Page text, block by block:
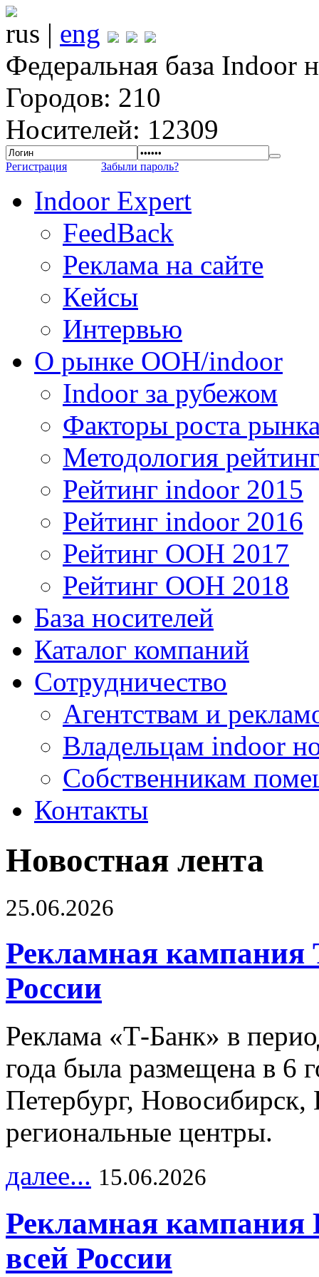
rus | eng
Федеральная база Indoor
Городов: 210
Носителей: 12309
Регистрация Забыли пароль?
Indoor Expert
FeedBack
Реклама на сайте
Кейсы
Интервью
О рынке OOH/indoor
Indoor за рубежом
Факторы роста
Методология
Рейтинг indoor 2015
Рейтинг indoor 2016
Рейтинг OOH 2017
Рейтинг OOH 2018
База носителей
Каталог компаний
Сотрудничество
Агентствам и
Владельцам indoor
Собственникам
Контакты
Новостная лента
25.06.2026
Рекламная кампания
России
Реклама «Т-Банк» в
года была размещена в 6
Петербург,
региональные центры.
далее... 15.06.2026
Рекламная
всей России